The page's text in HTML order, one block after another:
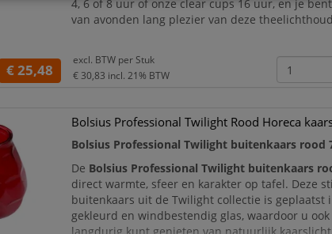
4, 6 of 8 uur of onze clear cups 16 uur, en je
van avonden lang plezier van deze
€ 25,48
excl. BTW per Stuk
€ 30,83 incl. 21% BTW
Bolsius Professional Twilight Rood Horeca
Bolsius Professional Twilight buitenkaars rood
De Bolsius Professional Twilight buitenkaars
direct warmte, sfeer en karakter op tafel. Deze
buitenkaars uit de Twilight collectie is geplaatst
gekleurd en windbestendig glas, waardoor u